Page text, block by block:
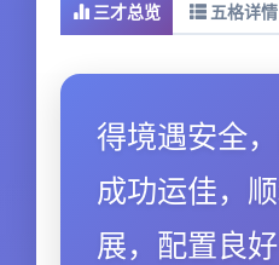
三才总览 五格详情
得境遇安全，
成功运佳，
展，配置良